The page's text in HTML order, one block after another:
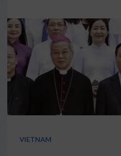
VIETNAM